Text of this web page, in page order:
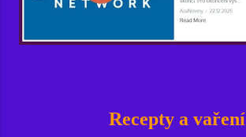
Recepty a vaření